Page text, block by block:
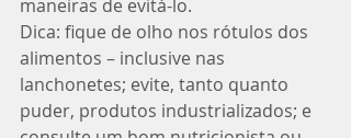
maneiras de evitá-lo.
Dica: fique de olho nos rótulos dos
alimentos – inclusive nas
lanchonetes; evite, tanto quanto
puder, produtos industrializados; e